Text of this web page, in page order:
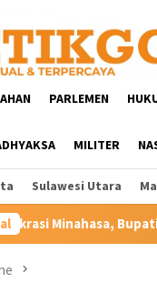
PARLEMEN
MILITER
Sulawesi Utara
Dondokambey Lantik